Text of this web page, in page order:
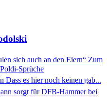
sich auch an den Eiern“ Zum
Sprüche
Dass es hier noch keinen gab...
sorgt für DFB-Hammer bei